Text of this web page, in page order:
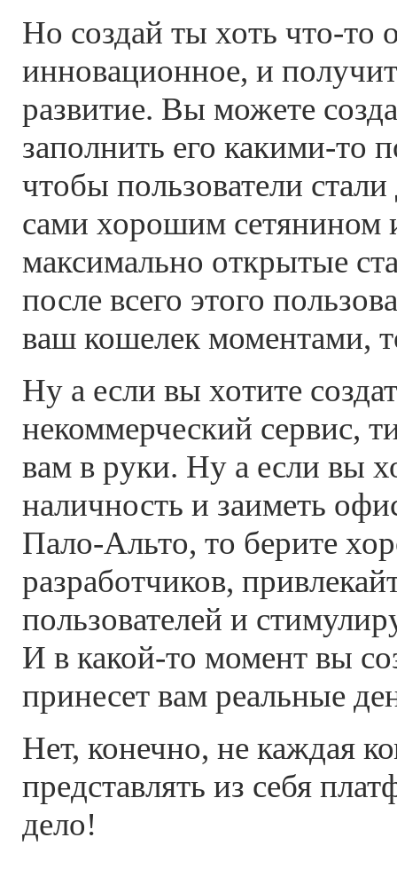
Но создай ты хоть что-то
инновационное, и
развитие. Вы можете
заполнить его какими-то
чтобы пользователи
сами хорошим сетянином
максимально открытые
после всего этого
ваш кошелек моментами,
Ну а если вы хотите
некоммерческий сервис,
вам в руки. Ну а если вы
наличность и заиметь
Пало-Альто, то берите
разработчиков,
пользователей и
И в какой-то момент вы
принесет вам реальные
Нет, конечно, не каждая
представлять из себя
дело!